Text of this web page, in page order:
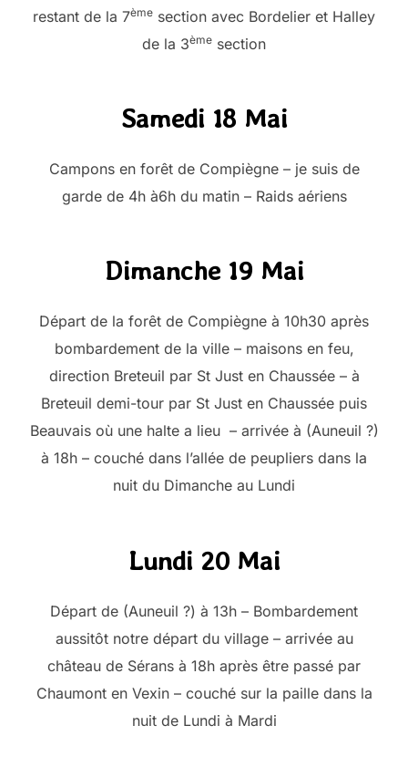
restant de la 7ème section avec Bordelier et Halley
de la 3ème section
Samedi 18 Mai
Campons en forêt de Compiègne – je suis de
garde de 4h à6h du matin – Raids aériens
Dimanche 19 Mai
Départ de la forêt de Compiègne à 10h30 après
bombardement de la ville – maisons en feu,
direction Breteuil par St Just en Chaussée – à
Breteuil demi-tour par St Just en Chaussée puis
Beauvais où une halte a lieu – arrivée à (Auneuil ?)
à 18h – couché dans l’allée de peupliers dans la
nuit du Dimanche au Lundi
Lundi 20 Mai
Départ de (Auneuil ?) à 13h – Bombardement
aussitôt notre départ du village – arrivée au
château de Sérans à 18h après être passé par
Chaumont en Vexin – couché sur la paille dans la
nuit de Lundi à Mardi